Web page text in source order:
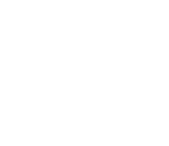
ボイス
SDカー
タッチ